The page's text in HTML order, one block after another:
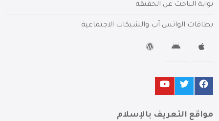
بوابة الباحث عن الحقيقة
بطاقات الواتس آب والشبكات الاجتماعية
مواقع التعريف بالإسلام